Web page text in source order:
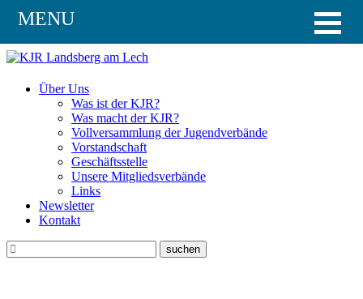
Über Uns
Was ist der KJR?
Was macht der KJR?
Vollversammlung der Jugendverbände
Vorstandschaft
Geschäftsstelle
Unsere Mitgliedsverbände
Links
Newsletter
Kontakt
MENU